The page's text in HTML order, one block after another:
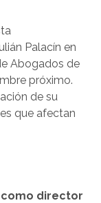
Palacín en
Abogados de
próximo.
de su
que afectan
director